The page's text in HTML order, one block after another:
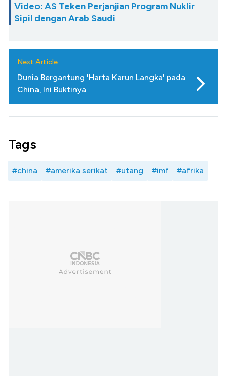
Video: AS Teken Perjanjian Program Nuklir
Sipil dengan Arab Saudi
Next Article
Dunia Bergantung 'Harta Karun Langka' pada
China, Ini Buktinya
Tags
#china #amerika serikat #utang #imf #afrika